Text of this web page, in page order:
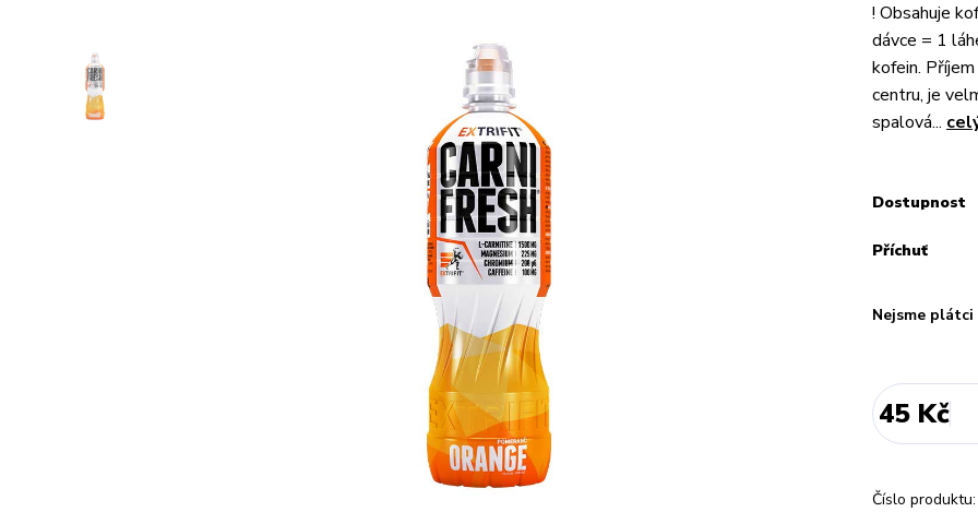
! Obsahuje
dávce = 1
kofein.
centru, je
spalová...
Dostupnost
Příchuť
Nejsme plátci
45 Kč
Číslo produktu: